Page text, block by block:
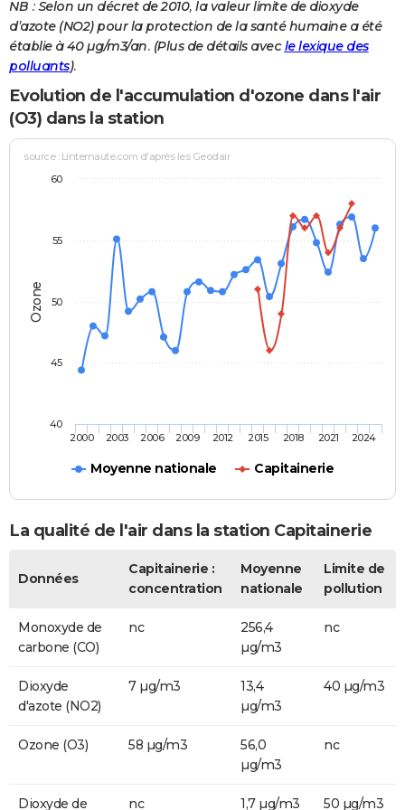
NB : Selon un décret de 2010, la valeur limite de dioxyde
d’azote (NO2) pour la protection de la santé humaine a été
établie à 40 µg/m3/an. (Plus de détails avecle lexique des
polluants).
Evolution de l'accumulation d'ozone dans l'air
(O3) dans la station
Ozone
source : Linternaute.com d'après les Geodair
Moyenne nationale Capitainerie
2000 2003 2006 2009 2012 2015 2018 2021 2024
40
45
50
55
60
La qualité de l'air dans la station Capitainerie
Données
Capitainerie :
concentration
Moyenne
nationale
Limite de
pollution
Monoxyde de
carbone (CO)
nc
256,4
µg/m3
nc
Dioxyde
d'azote (NO2)
7 µg/m3
13,4
µg/m3
40 µg/m3
Ozone (O3) 58 µg/m3
56,0
µg/m3
nc
Dioxyde de nc 1,7 µg/m3 50 µg/m3